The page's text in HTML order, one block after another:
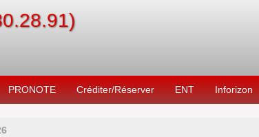
PRONOTE Créditer/Réserver ENT Inforizon